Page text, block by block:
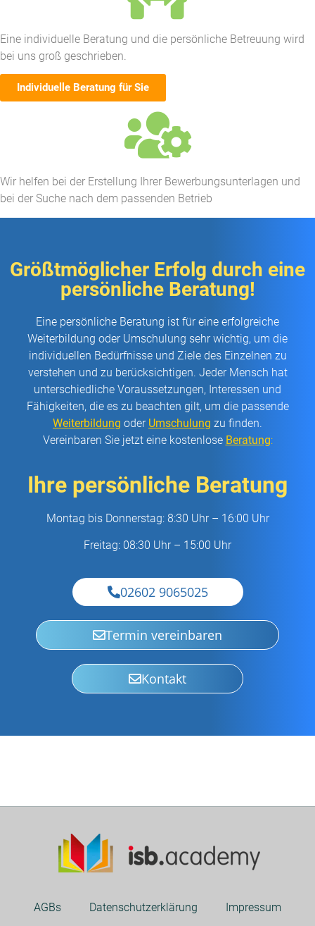
Eine individuelle Beratung und die persönliche Betreuung wird
bei uns groß geschrieben.
Individuelle Beratung für Sie
Wir helfen bei der Erstellung Ihrer Bewerbungsunterlagen und
bei der Suche nach dem passenden Betrieb​
Größtmöglicher Erfolg durch eine
persönliche Beratung!
Eine persönliche Beratung ist für eine erfolgreiche
Weiterbildung oder Umschulung sehr wichtig, um die
individuellen Bedürfnisse und Ziele des Einzelnen zu
verstehen und zu berücksichtigen. Jeder Mensch hat
unterschiedliche Voraussetzungen, Interessen und
Fähigkeiten, die es zu beachten gilt, um die passende
Weiterbildung oder Umschulung zu finden.
Vereinbaren Sie jetzt eine kostenlose Beratung:
Ihre persönliche Beratung
Montag bis Donnerstag: 8:30 Uhr – 16:00 Uhr
Freitag: 08:30 Uhr – 15:00 Uhr
02602 9065025
Termin vereinbaren
Kontakt
AGBs Datenschutzerklärung Impressum